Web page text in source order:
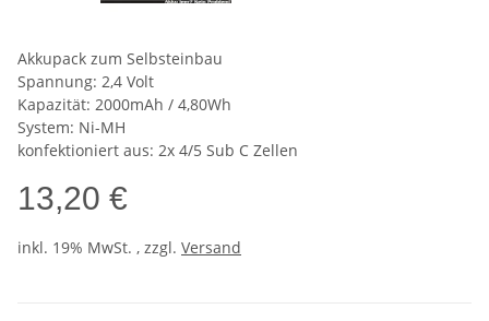
Akkupack zum Selbsteinbau
Spannung: 2,4 Volt
Kapazität: 2000mAh / 4,80Wh
System: Ni-MH
konfektioniert aus: 2x 4/5 Sub C Zellen
13,20 €
inkl. 19% MwSt. , zzgl. Versand